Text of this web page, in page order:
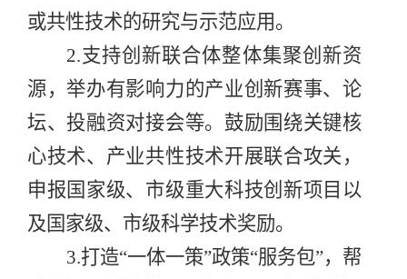
或共性技术的研究与示范应用。
2.支持创新联合体整体集聚创新资
源，举办有影响力的产业创新赛事、论
坛、投融资对接会等。 鼓励围绕关键核
心技术、产业共性技术开展联合攻关，
申报国家级、市级重大科技创新项目以
及国家级、市级科学技术奖励。
3.打造“一体一策”政策“服务包”，帮